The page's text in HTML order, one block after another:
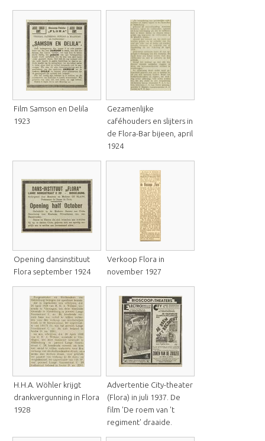
Film Samson en Delila
1923
Gezamenlijke
caféhouders en slijters in
de Flora-Bar bijeen, april
1924
Opening dansinstituut
Flora september 1924
Verkoop Flora in
november 1927
H.H.A. Wöhler krijgt
drankvergunning in Flora
1928
Advertentie City-theater
(Flora) in juli 1937. De
film 'De roem van 't
regiment' draaide.